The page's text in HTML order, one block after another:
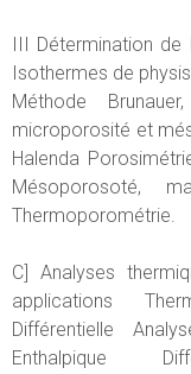
III Détermination
Isothermes de
Méthode
microporosité et
Halenda
Mésoporosoté,
Thermoporométrie.
C] Analyses
applications
Différentielle
Enthalpique